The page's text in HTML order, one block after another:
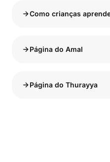
Como crianças
Página do Amal
Página do Thurayya